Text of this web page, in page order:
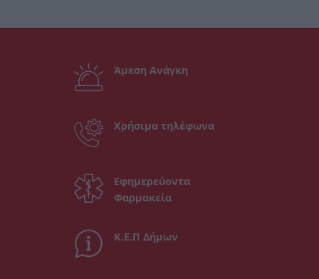
Άμεση Ανάγκη
Χρήσιμα τηλέφωνα
Εφημερεύοντα
Φαρμακεία
Κ.Ε.Π Δήμων